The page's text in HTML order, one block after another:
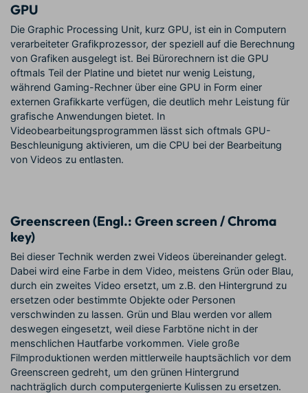
GPU
Die Graphic Processing Unit, kurz GPU, ist ein in Computern
verarbeiteter Grafikprozessor, der speziell auf die Berechnung
von Grafiken ausgelegt ist. Bei Bürorechnern ist die GPU
oftmals Teil der Platine und bietet nur wenig Leistung,
während Gaming-Rechner über eine GPU in Form einer
externen Grafikkarte verfügen, die deutlich mehr Leistung für
grafische Anwendungen bietet. In
Videobearbeitungsprogrammen lässt sich oftmals GPU-
Beschleunigung aktivieren, um die CPU bei der Bearbeitung
von Videos zu entlasten.
Greenscreen (Engl.: Green screen / Chroma
key)
Bei dieser Technik werden zwei Videos übereinander gelegt.
Dabei wird eine Farbe in dem Video, meistens Grün oder Blau,
durch ein zweites Video ersetzt, um z.B. den Hintergrund zu
ersetzen oder bestimmte Objekte oder Personen
verschwinden zu lassen. Grün und Blau werden vor allem
deswegen eingesetzt, weil diese Farbtöne nicht in der
menschlichen Hautfarbe vorkommen. Viele große
Filmproduktionen werden mittlerweile hauptsächlich vor dem
Greenscreen gedreht, um den grünen Hintergrund
nachträglich durch computergenierte Kulissen zu ersetzen.